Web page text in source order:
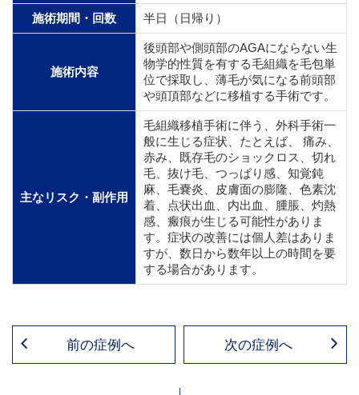
施術期間・回数 半日（日帰り）
施術内容
後頭部や側頭部のAGAにならない生
物学的性質を有する毛組織を毛包単
位で採取し、薄毛が気になる前頭部
や頭頂部などに移植する手術です。
主なリスク・副作用
毛組織移植手術に伴う、外科手術一
般に生じる症状、たとえば、 痛み、
赤み、既存毛のショックロス、切れ
毛、抜け毛、つっぱり感、知覚鈍
麻、毛嚢炎、皮膚面の膨隆、色素沈
着、点状出血、内出血、腫脹、灼熱
感、瘢痕が生じる可能性がありま
す。症状の改善には個人差はありま
すが、数日から数年以上の時間を要
する場合があります。
前の症例へ 次の症例へ